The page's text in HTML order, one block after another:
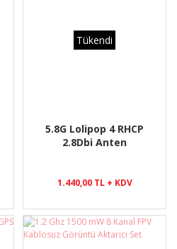
Tükendi
5.8G Lolipop 4 RHCP
2.8Dbi Anten
1.440,00 TL + KDV